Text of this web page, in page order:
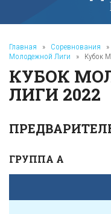
Главная » Соревнования »
Молодежной Лиги
» Кубок
КУБОК
ЛИГИ 2022
ГРУППА А